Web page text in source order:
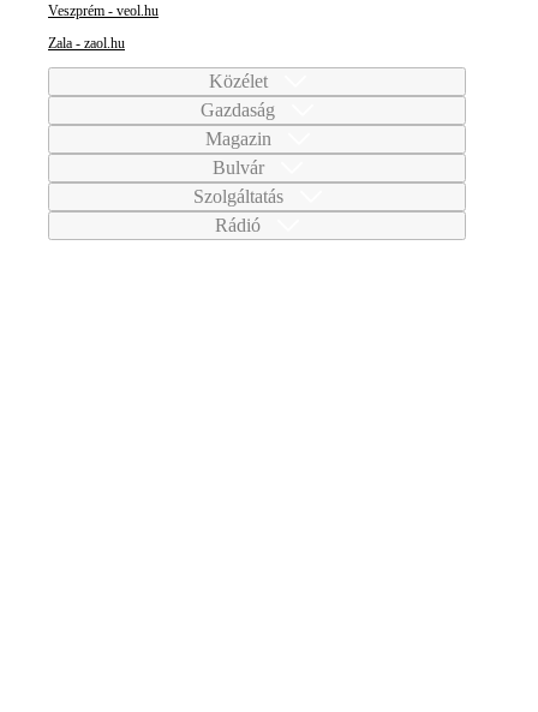
Veszprém - veol.hu
Zala - zaol.hu
Közélet
Gazdaság
Magazin
Bulvár
Szolgáltatás
Rádió